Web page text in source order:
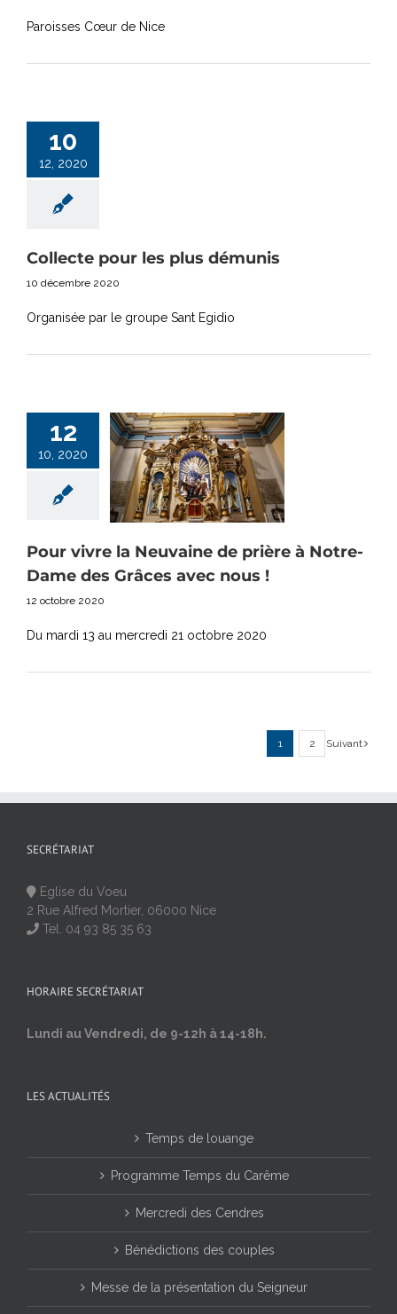
Paroisses Cœur de Nice
10
12, 2020
Collecte pour les plus démunis
10 décembre 2020
Organisée par le groupe Sant Egidio
12
10, 2020
Pour vivre la Neuvaine de prière à Notre-
Dame des Grâces avec nous !
12 octobre 2020
Du mardi 13 au mercredi 21 octobre 2020
1 2 Suivant
SECRÉTARIAT
Eglise du Voeu
2 Rue Alfred Mortier, 06000 Nice
Tel. 04 93 85 35 63
HORAIRE SECRÉTARIAT
Lundi au Vendredi, de 9-12h à 14-18h.
LES ACTUALITÉS
Temps de louange
Programme Temps du Carême
Mercredi des Cendres
Bénédictions des couples
Messe de la présentation du Seigneur